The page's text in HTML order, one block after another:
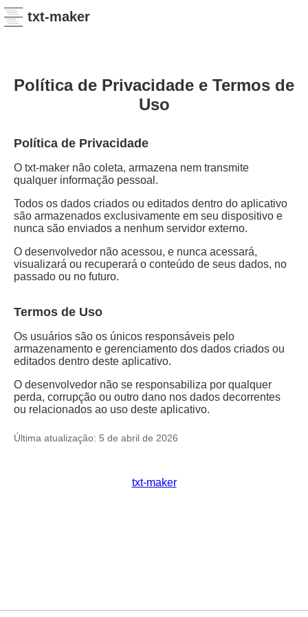
txt-maker
Política de Privacidade e Termos de
Uso
Política de Privacidade
O txt-maker não coleta, armazena nem transmite
qualquer informação pessoal.
Todos os dados criados ou editados dentro do aplicativo
são armazenados exclusivamente em seu dispositivo e
nunca são enviados a nenhum servidor externo.
O desenvolvedor não acessou, e nunca acessará,
visualizará ou recuperará o conteúdo de seus dados, no
passado ou no futuro.
Termos de Uso
Os usuários são os únicos responsáveis pelo
armazenamento e gerenciamento dos dados criados ou
editados dentro deste aplicativo.
O desenvolvedor não se responsabiliza por qualquer
perda, corrupção ou outro dano nos dados decorrentes
ou relacionados ao uso deste aplicativo.
Última atualização: 5 de abril de 2026
txt-maker